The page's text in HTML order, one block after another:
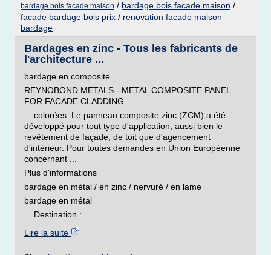
bardage bois facade maison / bardage bois facade maison /
facade bardage bois prix / renovation facade maison
bardage
Bardages en zinc - Tous les fabricants de
l'architecture ...
bardage en composite
REYNOBOND METALS - METAL COMPOSITE PANEL
FOR FACADE CLADDING
... colorées. Le panneau composite zinc (ZCM) a été
développé pour tout type d'application, aussi bien le
revêtement de façade, de toit que d'agencement
d'intérieur. Pour toutes demandes en Union Européenne
concernant ...
Plus d'informations
bardage en métal / en zinc / nervuré / en lame
bardage en métal
... Destination :...
Lire la suite